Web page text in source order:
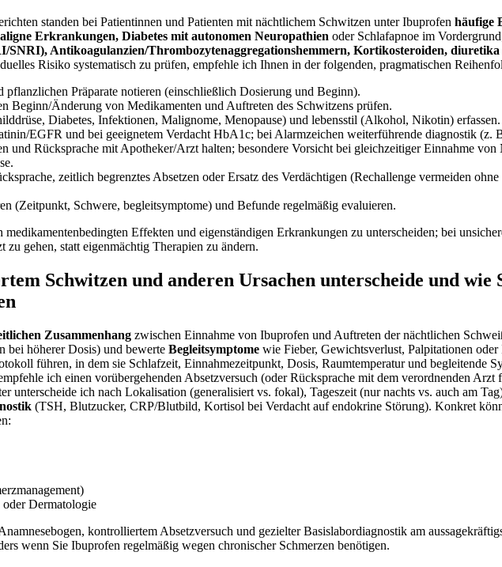
⁣standen⁤ bei Patientinnen und Patienten mit nächtlichem Schwitzen unter Ibuprofen häufige⁢
Erkrankungen, Diabetes mit autonomen⁤ Neuropathien oder ⁤Schlafapnoe im
SNRI), Antikoagulanzien/Thrombozytenaggregationshemmern, Kortikosteroiden,
Risiko systematisch ‍zu prüfen, empfehle ich Ihnen​ in ⁣der folgenden, ⁣pragmatischen
pflanzlichen Präparate ⁤notieren⁣ (einschließlich⁤ Dosierung ​und Beginn).
Beginn/Änderung von Medikamenten und Auftreten des Schwitzens⁢ prüfen.
Diabetes, Infektionen, Malignome, Menopause)​ und⁢ lebensstil (Alkohol,​ Nikotin) erfassen.
EGFR und⁤ bei geeignetem‍ Verdacht HbA1c; bei Alarmzeichen​ weiterführende diagnostik (z.
und Rücksprache mit ⁣Apotheker/Arzt ⁣halten; besondere⁢ Vorsicht bei gleichzeitiger ‌Einnahme
zeitlich‍ begrenztes Absetzen ‍oder Ersatz ⁤des ⁢Verdächtigen (Rechallenge‍ vermeiden⁣
(Zeitpunkt, ​Schwere, begleitsymptome) und ‍Befunde regelmäßig evaluieren.
Effekten und eigenständigen Erkrankungen ‍zu ⁣unterscheiden; bei
gehen, statt eigenmächtig Therapien zu ändern.
‍Schwitzen und ⁢anderen Ursachen unterscheide und wie
Zusammenhang ⁢zwischen Einnahme ⁣von⁣ Ibuprofen und Auftreten der nächtlichen
bei höherer Dosis) ⁤und bewerte Begleitsymptome wie Fieber, Gewichtsverlust, Palpitationen
‍führen, in dem ‌sie Schlafzeit, Einnahmezeitpunkt, Dosis, Raumtemperatur ⁣und begleitende
ich einen vorübergehenden Absetzversuch (oder‍ Rücksprache mit⁣ dem verordnenden Arzt
unterscheide ‌ich nach ‌Lokalisation (generalisiert vs.⁢ fokal), Tageszeit (nur nachts⁢ vs. auch⁣ am
‌(TSH, Blutzucker, CRP/Blutbild, Kortisol bei Verdacht ‌auf endokrine⁤ Störung). Konkret
Dermatologie
kontrolliertem Absetzversuch und gezielter Basislabordiagnostik am
wenn Sie Ibuprofen regelmäßig wegen chronischer ⁢Schmerzen benötigen.